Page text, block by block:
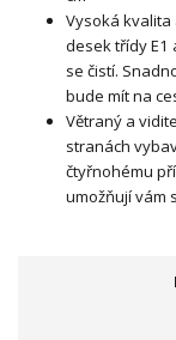
Vysoká kvalita
desek třídy E1
se čistí.
bude mít na
Větraný a
stranách
čtyřnohému
umožňují vám